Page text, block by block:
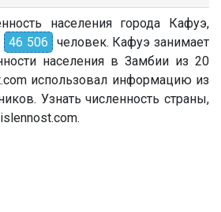
населения города Кафуэ,
46 506 человек. Кафуэ занимает
населения в Замбии из 20
использовал информацию из
Узнать численность страны,